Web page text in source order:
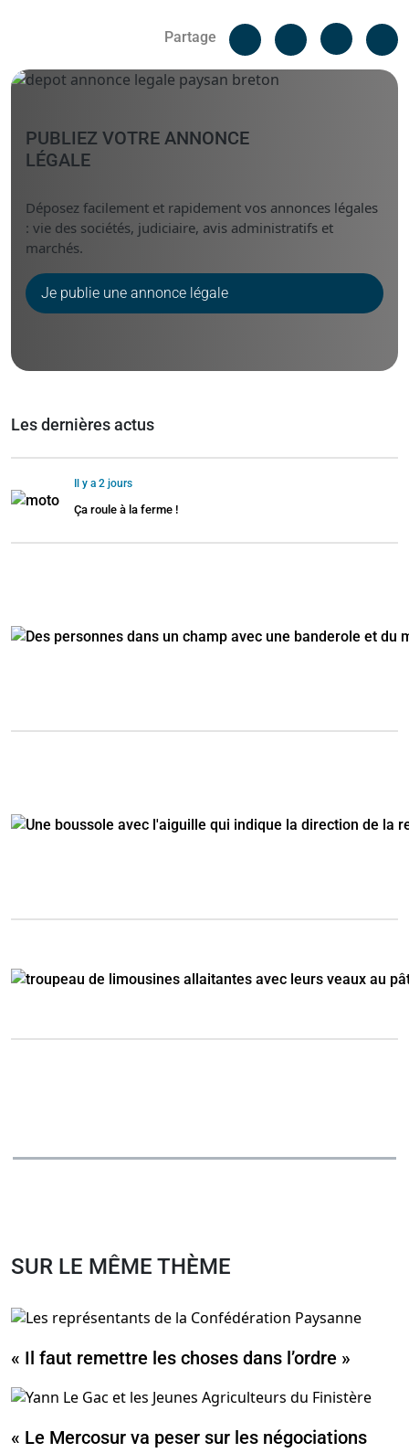
Partage
Facebook
Linked
PUBLIEZ VOTRE ANNONCE
LÉGALE
Déposez facilement et rapidement vos annonces légales
: vie des sociétés, judiciaire, avis administratifs et
marchés.
Je publie une annonce légale
Les dernières actus
Il y a 2 jours
Ça roule à la ferme !
SUR LE MÊME THÈME
« Il faut remettre les choses dans l’ordre »
« Le Mercosur va peser sur les négociations